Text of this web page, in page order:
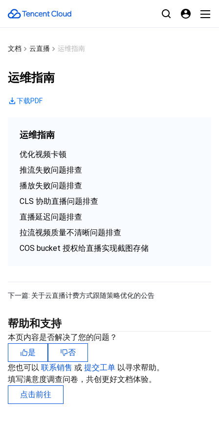
文档 云直播 运维指南
运维指南
下载PDF
运维指南
优化视频卡顿
推流失败问题排查
播放失败问题排查
CLS 协助直播问题排查
直播延迟问题排查
拉流视频质量不清晰问题排查
COS bucket 授权给直播实现截图存储
下一篇: 关于云直播计费方式跟随策略优化的公告
帮助和支持
本页内容是否解决了您的问题？
是
否
您也可以 联系销售 或 提交工单 以寻求帮助。
填写满意度调查问卷，共创更好文档体验。
点击前往